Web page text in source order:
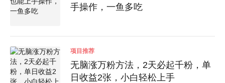
手操作，一鱼多吃
项目推荐
无脑涨万粉方法，2天必起千粉，单
日收益2张，小白轻松上手